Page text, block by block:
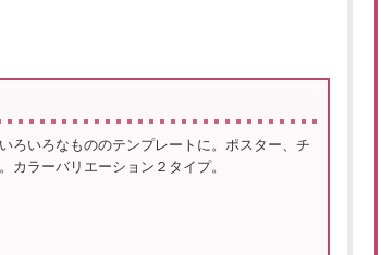
ろいろなもののテンプレートに。ポスター、チ
カラーバリエーション２タイプ。